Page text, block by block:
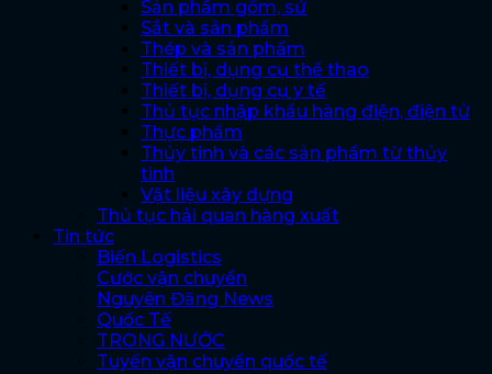
Sản phẩm gốm, sứ
Sắt và sản phẩm
Thép và sản phẩm
Thiết bị, dụng cụ thể thao
Thiết bị, dụng cụ y tế
Thủ tục nhập khẩu hàng điện, điện tử
Thực phẩm
Thủy tinh và các sản phẩm từ thủy
tinh
Vật liệu xây dựng
Thủ tục hải quan hàng xuất
Tin tức
Biến Logistics
Cước vận chuyển
Nguyên Đăng News
Quốc Tế
TRONG NƯỚC
Tuyến vận chuyển quốc tế